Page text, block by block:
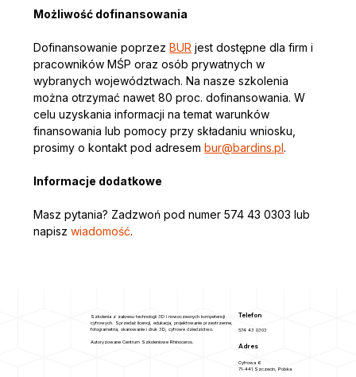
Możliwość dofinansowania
Dofinansowanie poprzez BUR jest dostępne dla firm i
pracowników MŚP oraz osób prywatnych w
wybranych województwach. Na nasze szkolenia
można otrzymać nawet 80 proc. dofinansowania. W
celu uzyskania informacji na temat warunków
finansowania lub pomocy przy składaniu wniosku,
prosimy o kontakt pod adresem bur@bardins.pl.
Informacje dodatkowe
Masz pytania? Zadzwoń pod numer 574 43 0303 lub
napisz wiadomość.
Szkolenia z zakresu technologii 3D i nowoczesnych kompetencji
cyfrowych. Sprzedaż licencji, edukacja, projektowanie przestrzenne,
fotogrametria, skanowanie i druk 3D, cyfrowe dziedzictwo.
Autoryzowane Centrum Szkoleniowe Rhinoceros.
Telefon
574 43 0303
Adres
Cyfrowa 6
71-441 Szczecin, Polska